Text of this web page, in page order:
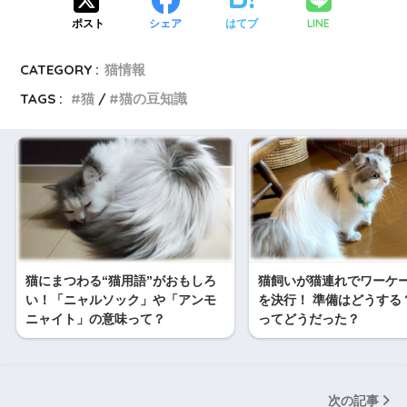
ポスト シェア はてブ LINE
CATEGORY : 猫情報
TAGS :
猫 猫の豆知識
猫にまつわる“猫用語”がおもしろ
い！「ニャルソック」や「アンモ
ニャイト」の意味って？
猫飼いが猫連れでワーケ
を決行！ 準備はどうする
ってどうだった？
次の記事